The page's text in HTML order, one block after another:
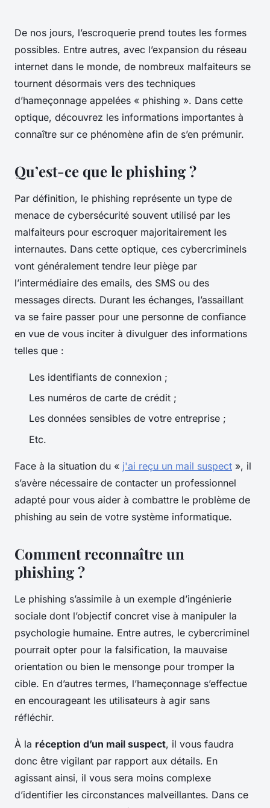
De nos jours, l’escroquerie prend toutes les formes
possibles. Entre autres, avec l’expansion du réseau
internet dans le monde, de nombreux malfaiteurs se
tournent désormais vers des techniques
d’hameçonnage appelées « phishing ». Dans cette
optique, découvrez les informations importantes à
connaître sur ce phénomène afin de s’en prémunir.
Qu’est-ce que le phishing ?
Par définition, le phishing représente un type de
menace de cybersécurité souvent utilisé par les
malfaiteurs pour escroquer majoritairement les
internautes. Dans cette optique, ces cybercriminels
vont généralement tendre leur piège par
l’intermédiaire des emails, des SMS ou des
messages directs. Durant les échanges, l’assaillant
va se faire passer pour une personne de confiance
en vue de vous inciter à divulguer des informations
telles que :
Les identifiants de connexion ;
Les numéros de carte de crédit ;
Les données sensibles de votre entreprise ;
Etc.
Face à la situation du « j'ai reçu un mail suspect », il
s’avère nécessaire de contacter un professionnel
adapté pour vous aider à combattre le problème de
phishing au sein de votre système informatique.
Comment reconnaître un
phishing ?
Le phishing s’assimile à un exemple d’ingénierie
sociale dont l’objectif concret vise à manipuler la
psychologie humaine. Entre autres, le cybercriminel
pourrait opter pour la falsification, la mauvaise
orientation ou bien le mensonge pour tromper la
cible. En d’autres termes, l’hameçonnage s’effectue
en encourageant les utilisateurs à agir sans
réfléchir.
À la réception d’un mail suspect, il vous faudra
donc être vigilant par rapport aux détails. En
agissant ainsi, il vous sera moins complexe
d’identifier les circonstances malveillantes. Dans ce